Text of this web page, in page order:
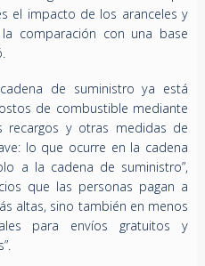
el impacto de los aranceles y
comparación con una base
de suministro ya está
de combustible mediante
recargos y otras medidas de
lo que ocurre en la cadena
a la cadena de suministro”,
que las personas pagan a
altas, sino también en menos
para envíos gratuitos y